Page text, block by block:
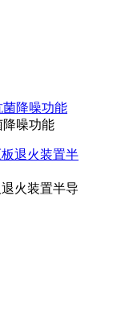
降噪功能
火装置半导